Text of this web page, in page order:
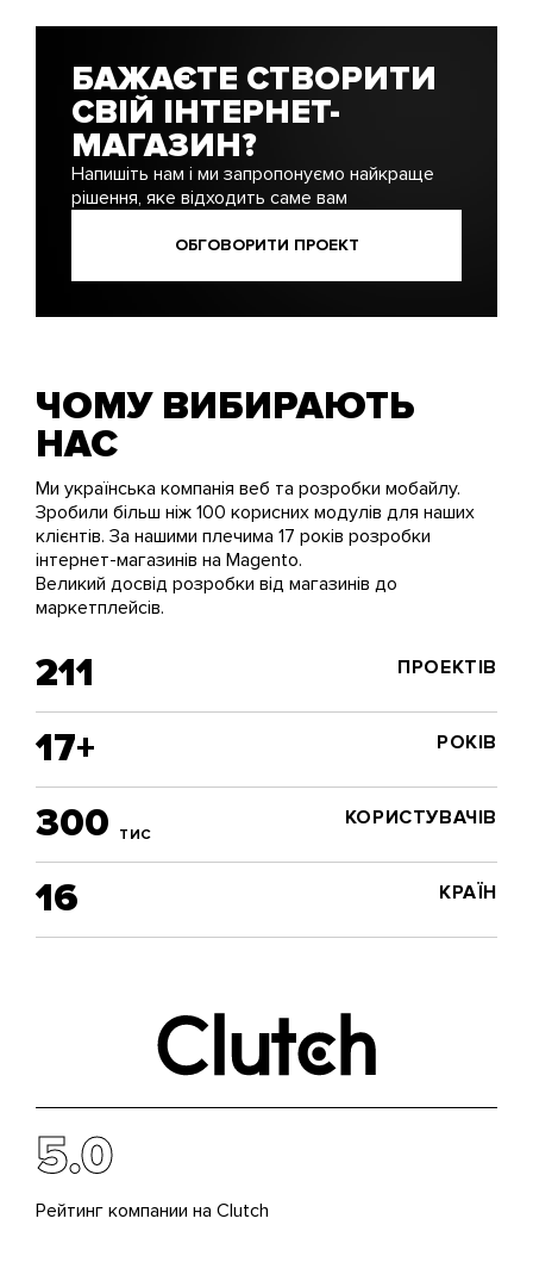
БАЖАЄТЕ СТВОРИТИ
СВІЙ ІНТЕРНЕТ-
МАГАЗИН?
Напишіть нам і ми запропонуємо найкраще
рішення, яке відходить саме вам
ОБГОВОРИТИ ПРОЕКТ
ЧОМУ ВИБИРАЮТЬ
НАС
Ми українська компанія веб та розробки мобайлу.
Зробили більш ніж 100 корисних модулів для наших
клієнтів. За нашими плечима 17 років розробки
інтернет-магазинів на Magento.
Великий досвід розробки від магазинів до
маркетплейсів.
211 ПРОЕКТІВ
17+ РОКІВ
300 ТИС
КОРИСТУВАЧІВ
16 КРАЇН
5.0
Рейтинг компании на Clutch